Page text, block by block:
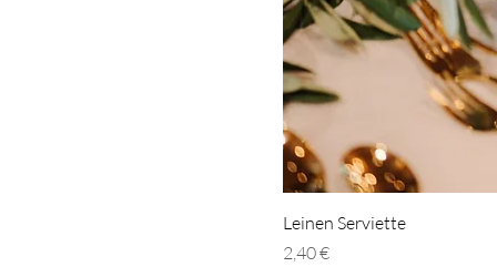
Leinen Serviette
Preis
2,40 €